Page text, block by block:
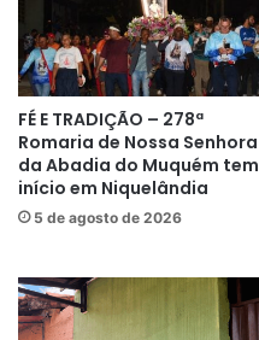
FÉ E TRADIÇÃO – 278ª
Romaria de Nossa Senhora
da Abadia do Muquém tem
início em Niquelândia
5 de agosto de 2026